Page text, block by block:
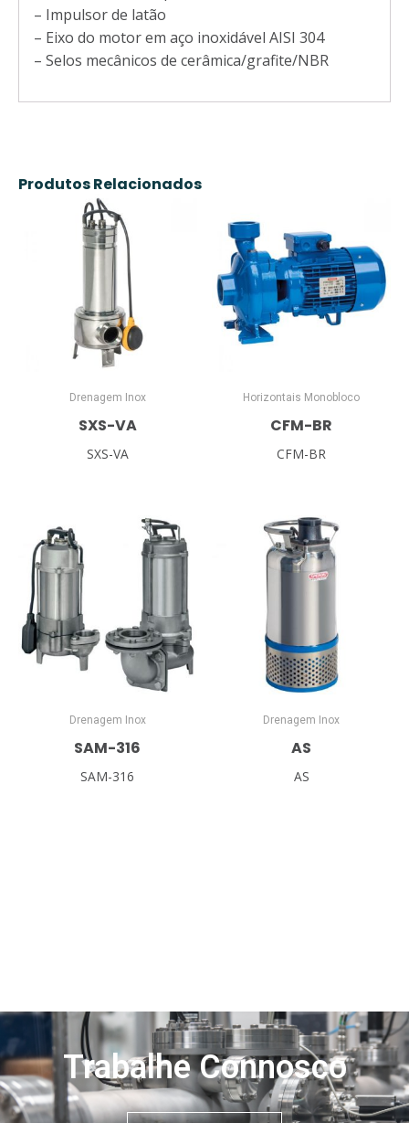
– Impulsor de latão
– Eixo do motor em aço inoxidável AISI 304
– Selos mecânicos de cerâmica/grafite/NBR
Produtos Relacionados
Drenagem Inox
SXS-VA
SXS-VA
Horizontais Monobloco
CFM-BR
CFM-BR
Drenagem Inox
SAM-316
SAM-316
Drenagem Inox
AS
AS
Trabalhe Connosco